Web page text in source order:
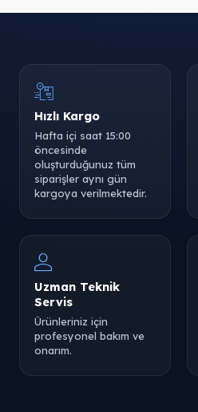
Tükendi
Hızlı Kargo
Hafta içi saat 15:00
öncesinde
oluşturduğunuz tüm
siparişler aynı gün
kargoya verilmektedir.
Uzman Teknik
Servis
Ürünleriniz için
profesyonel bakım ve
onarım.